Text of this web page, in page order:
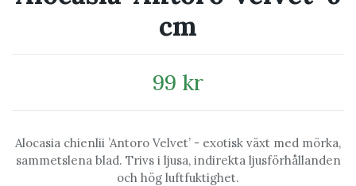
cm
99 kr
Alocasia chienlii ’Antoro Velvet’ - exotisk växt med mörka,
sammetslena blad. Trivs i ljusa, indirekta ljusförhållanden
och hög luftfuktighet.